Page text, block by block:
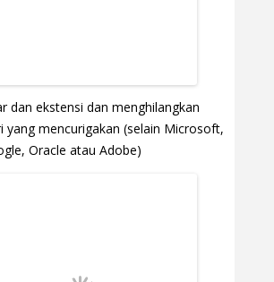
dan ekstensi dan menghilangkan
yang mencurigakan (selain Microsoft,
Oracle atau Adobe)